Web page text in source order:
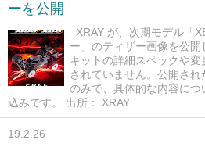
ーを公開
XRAY が、次期モデル「
ー」のティザー画像を公
キットの詳細スペックや
されていません。公開さ
のみで、具体的な内容に
込みです。 出所： XRAY
19.2.26